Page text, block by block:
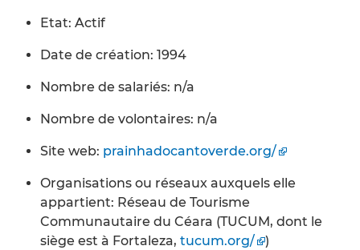
Etat: Actif
Date de création: 1994
Nombre de salariés: n/a
Nombre de volontaires: n/a
Site web: prainhadocantoverde.org/
Organisations ou réseaux auxquels elle
appartient: Réseau de Tourisme
Communautaire du Céara (TUCUM, dont le
siège est à Fortaleza, tucum.org/ )